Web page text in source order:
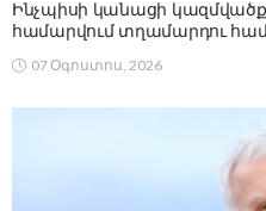
Ինչպիսի կանացի
համարվում տղամարդու
07 Օգոստոս, 2026